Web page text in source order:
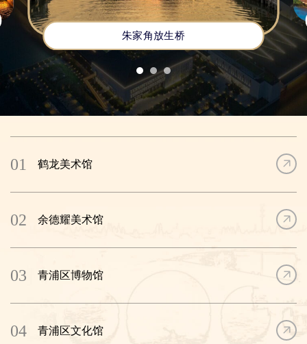
市第2，主要经济指标均居全市前列。
三是宜居宜业宜游。青浦以“水韵”塑形，以“ 新城”铸魂，诠释“
宜居宜业宜游”的立体发展范式。环城水系公园勾勒43公里生态绿
廊，轨交17号线串联大虹桥商务区与古城新章，沪苏嘉城际铁路建
设进一步激活城市脉搏。基础教育版图持续扩容，复旦大学附属中
学青浦分校、上海师范大学附属青浦实验学校等优质校集群落地，
夯实人才成长基底。医疗能级同步跃升， 国家“ 十四五” 规划中首个
综合类国家医学中心项目——复旦大学附属中山医院国家医学中心
全域覆盖的医疗便民体系，实现生态基底、教育优势与医疗资源的
朱家角放生桥
01 鹤龙美术馆
02 余德耀美术馆
03 青浦区博物馆
04 青浦区文化馆